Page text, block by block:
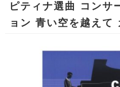
ピティナ選曲 コンサ
ョン 青い空を越えて